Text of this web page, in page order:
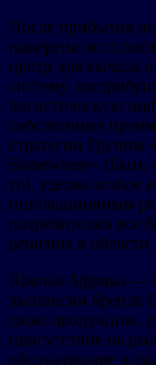
После прибытия
намерена
центр для выхода
систему
логистическую
собственные
стратегии Группы
Somewhere» (Быть
то), уделяя
инновационным
потребителям все
решения в области
Южная Африка —
экспансии бренда
свою продукцию,
присутствие на
обслуживание в